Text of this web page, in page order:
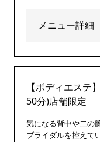
メニュー詳細
【ボディエステ
50分)店舗限定
気になる背中や二の
ブライダルを控えて